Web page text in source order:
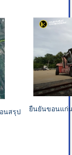
นสรุป
ยืนยันขอนแก่